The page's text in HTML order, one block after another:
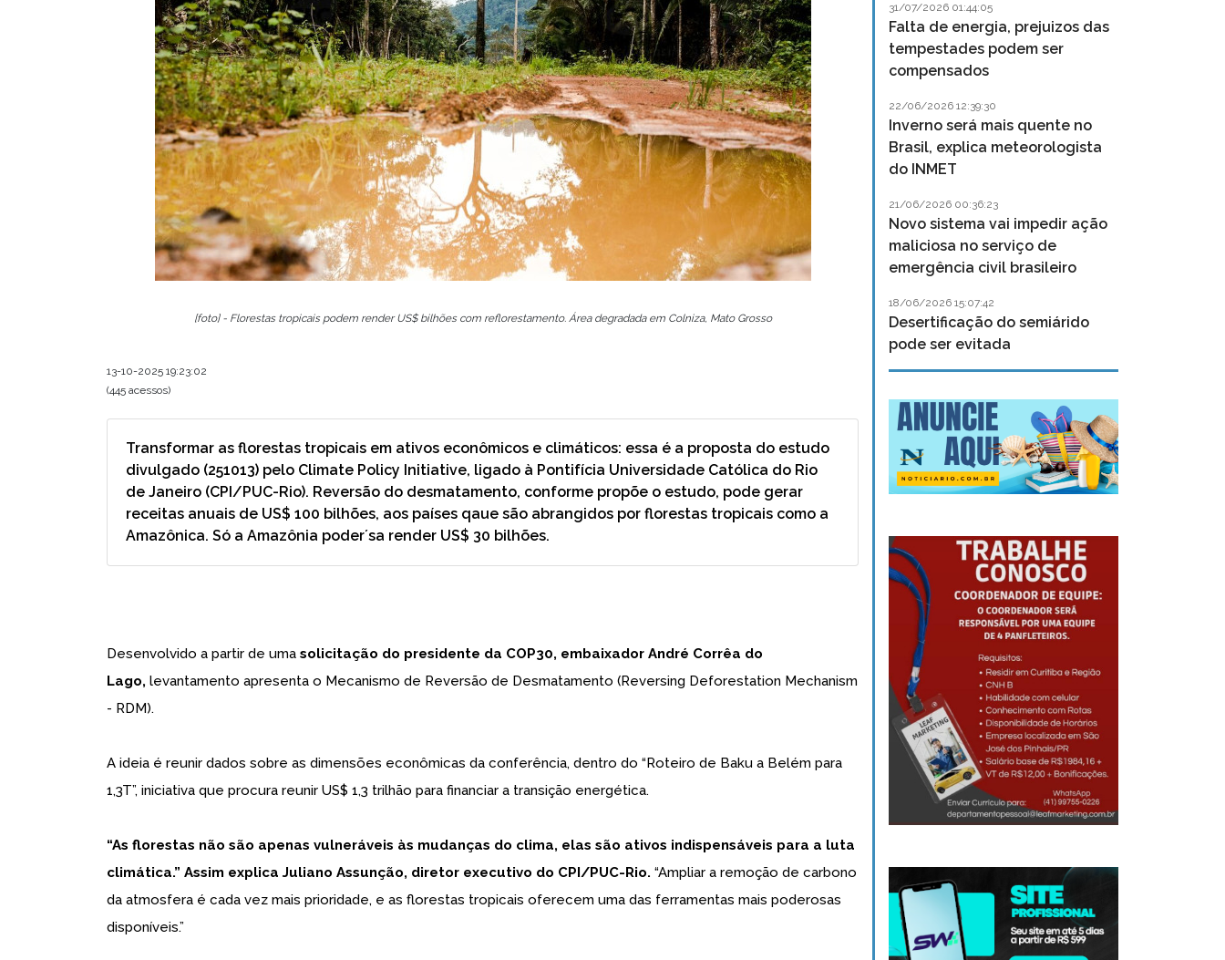
[foto] - Florestas tropicais podem render US$ bilhões com reflorestamento. Área degradada em Colniza, Mato Grosso
13-10-2025 19:23:02
(445 acessos)
Transformar as florestas tropicais em ativos econômicos e climáticos: essa é a proposta do estudo
divulgado (251013) pelo Climate Policy Initiative, ligado à Pontifícia Universidade Católica do Rio
de Janeiro (CPI/PUC-Rio). Reversão do desmatamento, conforme propõe o estudo, pode gerar
receitas anuais de US$ 100 bilhões, aos países qaue são abrangidos por florestas tropicais como a
Amazônica. Só a Amazônia poder´sa render US$ 30 bilhões.
Desenvolvido a partir de uma solicitação do presidente da COP30, embaixador André Corrêa do
Lago, levantamento apresenta o Mecanismo de Reversão de Desmatamento (Reversing Deforestation Mechanism
- RDM).
A ideia é reunir dados sobre as dimensões econômicas da conferência, dentro do “Roteiro de Baku a Belém para
1,3T”, iniciativa que procura reunir US$ 1,3 trilhão para financiar a transição energética.
“As florestas não são apenas vulneráveis às mudanças do clima, elas são ativos indispensáveis para a luta
climática.” Assim explica Juliano Assunção, diretor executivo do CPI/PUC-Rio. “Ampliar a remoção de carbono
da atmosfera é cada vez mais prioridade, e as florestas tropicais oferecem uma das ferramentas mais poderosas
disponíveis.”
31/07/2026 01:44:05
Falta de energia, prejuizos das
tempestades podem ser
compensados
22/06/2026 12:39:30
Inverno será mais quente no
Brasil, explica meteorologista
do INMET
21/06/2026 00:36:23
Novo sistema vai impedir ação
maliciosa no serviço de
emergência civil brasileiro
18/06/2026 15:07:42
Desertificação do semiárido
pode ser evitada